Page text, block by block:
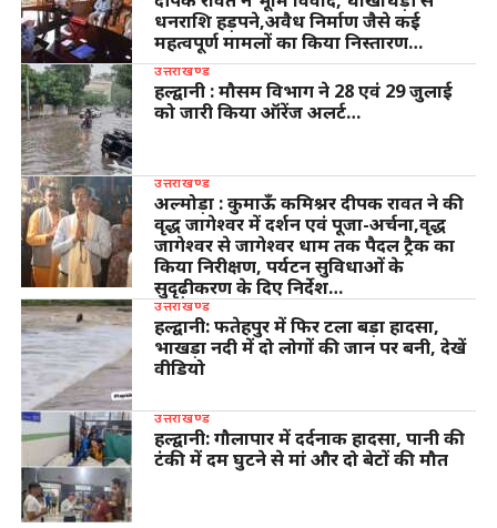
धनराशि हड़पने,अवैध निर्माण जैसे कई
महत्वपूर्ण मामलों का किया निस्तारण…
उत्तराखण्ड
हल्द्वानी : मौसम विभाग ने 28 एवं 29 जुलाई
को जारी किया ऑरेंज अलर्ट…
उत्तराखण्ड
अल्मोड़ा : कुमाऊँ कमिश्नर दीपक रावत ने की
वृद्ध जागेश्वर में दर्शन एवं पूजा-अर्चना,वृद्ध
जागेश्वर से जागेश्वर धाम तक पैदल ट्रैक का
किया निरीक्षण, पर्यटन सुविधाओं के
सुदृढ़ीकरण के दिए निर्देश…
उत्तराखण्ड
हल्द्वानी: फतेहपुर में फिर टला बड़ा हादसा,
भाखड़ा नदी में दो लोगों की जान पर बनी, देखें
वीडियो
उत्तराखण्ड
हल्द्वानी: गौलापार में दर्दनाक हादसा, पानी की
टंकी में दम घुटने से मां और दो बेटों की मौत